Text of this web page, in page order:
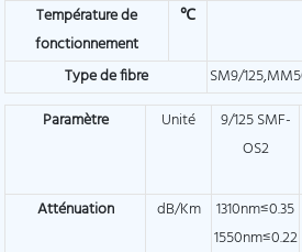
Température de
fonctionnement
℃
Type de fibre
SM9/
Paramètre
Unité
9/125 SMF-
OS2
Atténuation
dB/Km
1310nm≤0.35
1550nm≤0.22